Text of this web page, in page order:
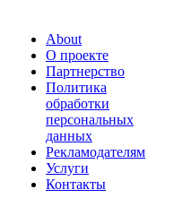
About
О проекте
Партнерство
Политика
обработки
персональных
данных
Рекламодателям
Услуги
Контакты